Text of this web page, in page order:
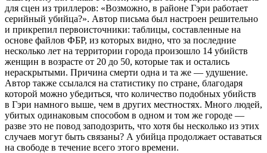
для сцен из триллеров: «Возможно, в районе Гэри работает
серийный убийца?». Автор письма был настроен решительно
и прикрепил первоисточники: таблицы, составленные на
основе файлов ФБР, из которых видно, что за последние
несколько лет на территории города произошло 14 убийств
женщин в возрасте от 20 до 50, которые так и остались
нераскрытыми. Причина смерти одна и та же — удушение.
Автор также ссылался на статистику по стране, благодаря
которой можно убедиться, что количество подобных убийств
в Гэри намного выше, чем в других местностях. Много людей,
убитых одинаковым способом в одном и том же городе —
разве это не повод заподозрить, что хотя бы несколько из этих
случаев могут быть связаны? А убийца продолжает оставаться
на свободе в течение всего этого времени.